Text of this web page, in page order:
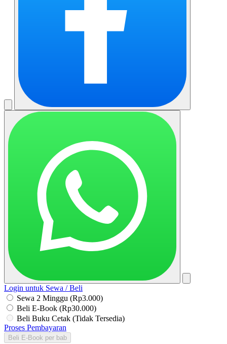
Login untuk Sewa / Beli
Sewa 2 Minggu (Rp3.000)
Beli E-Book (Rp30.000)
Beli Buku Cetak (Tidak Tersedia)
Proses Pembayaran
Beli E-Book per bab